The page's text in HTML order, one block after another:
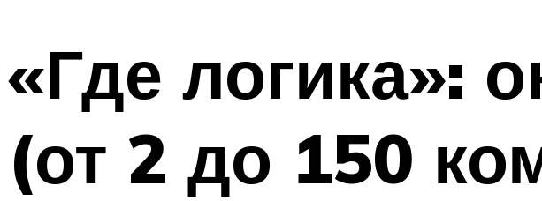
«Где логика»:
(от 2 до 150